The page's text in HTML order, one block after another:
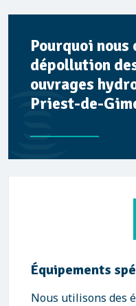
Pourquoi
dépollution
ouvrages
Priest-de-
Équipements
Nous utilisons des